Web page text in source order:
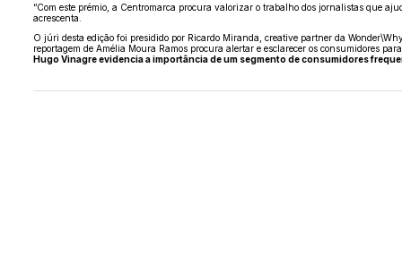
“Com este prémio, a Centromarca procura valorizar o trabalho dos jornalistas que
acrescenta.
O júri desta edição foi presidido por Ricardo Miranda, creative partner da
reportagem de Amélia Moura Ramos procura alertar e esclarecer os consumidores
Hugo Vinagre evidencia a importância de um segmento de consumidores